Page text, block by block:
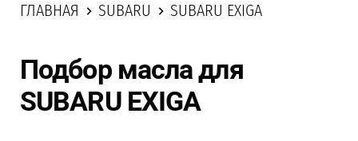
ГЛАВНАЯ SUBARU SUBARU EXIGA
Подбор масла для
SUBARU EXIGA